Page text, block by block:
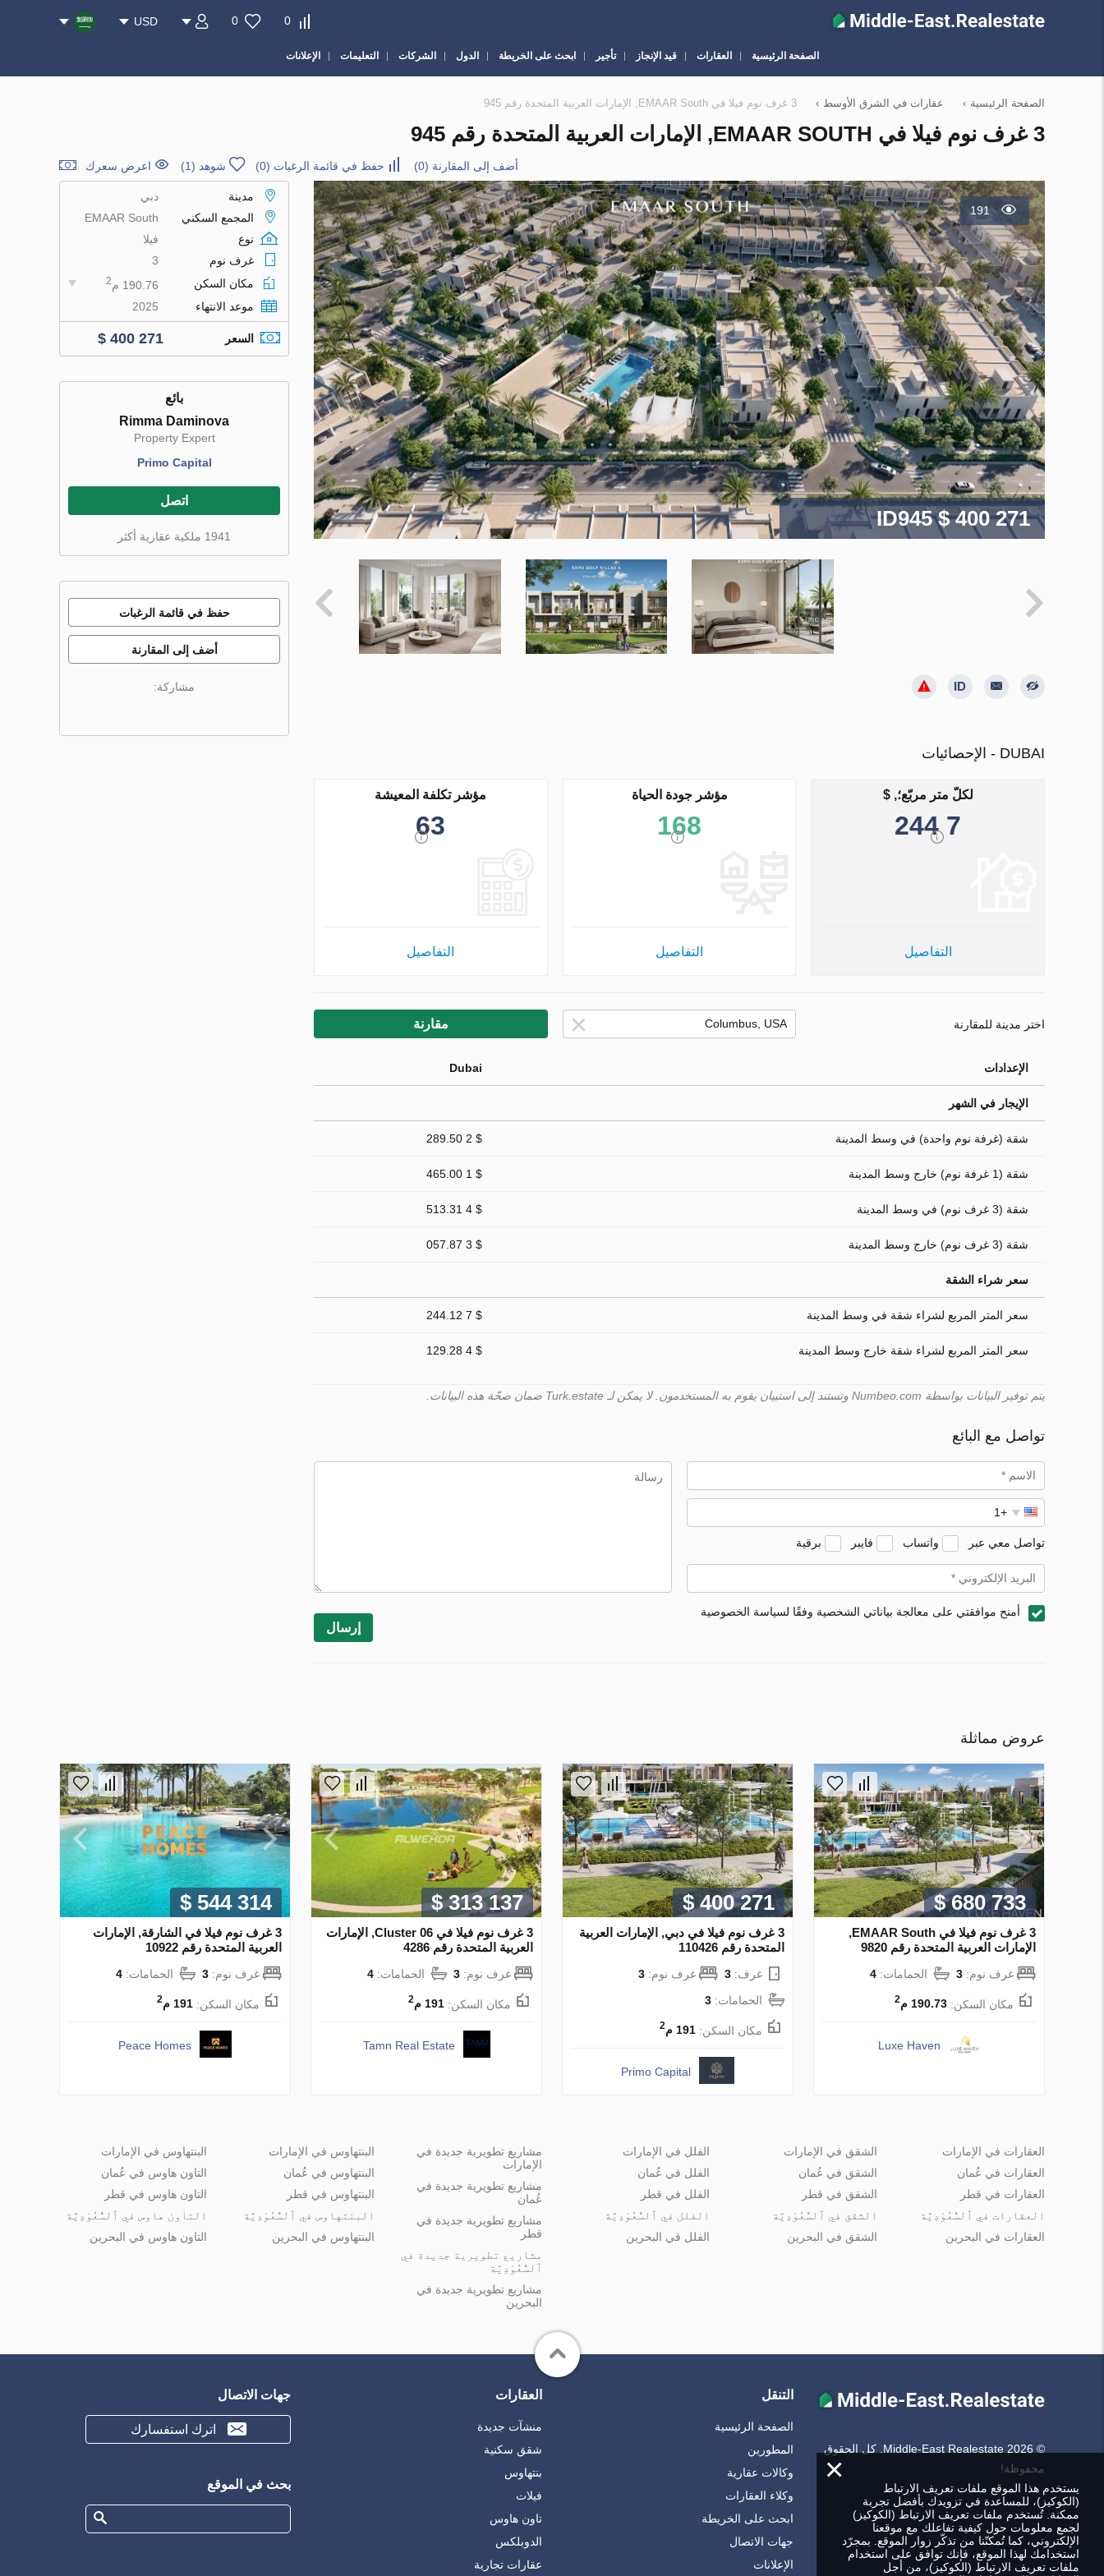
0
0
USD
الصفحة الرئيسية العقارات قيد الإنجاز تأجير ابحث على الخريطة الدول الشركات التعليمات الإعلانات
الصفحة الرئيسية › عقارات في الشرق الأوسط › 3 غرف نوم فيلا في EMAAR South, الإمارات العربية المتحدة رقم 945
3 غرف نوم فيلا في EMAAR SOUTH, الإمارات العربية المتحدة رقم 945
أضف إلى المقارنة (
0
) حفظ في قائمة الرغبات (
0
) شوهد (1) اعرض سعرك
191
ID945$ 400 271
DUBAI - الإحصائيات
لكلّ متر مربّع؛, $
7 244
التفاصيل
مؤشر جودة الحياة
168
التفاصيل
مؤشر تكلفة المعيشة
63
التفاصيل
اختر مدينة للمقارنة مقارنة
الإعدادات Dubai
الإيجار في الشهر
شقة (غرفة نوم واحدة) في وسط المدينة $ 2 289.50
شقة (1 غرفة نوم) خارج وسط المدينة $ 1 465.00
شقة (3 غرف نوم) في وسط المدينة $ 4 513.31
شقة (3 غرف نوم) خارج وسط المدينة $ 3 057.87
سعر شراء الشقة
سعر المتر المربع لشراء شقة في وسط المدينة $ 7 244.12
سعر المتر المربع لشراء شقة خارج وسط المدينة $ 4 129.28
يتم توفير البيانات بواسطة Numbeo.com وتستند إلى استبيان يقوم به المستخدمون. لا يمكن لـ Turk.estate ضمان صحّة هذه البيانات.
تواصل مع البائع
تواصل معي عبر واتساب فايبر برقية
أمنح موافقتي على معالجة بياناتي الشخصية وفقًا لسياسة الخصوصية
إرسال
مدينة
دبي
المجمع السكني
EMAAR South
نوع
فيلا
غرف نوم
3
مكان السكن
190.76 م 2
موعد الانتهاء 2025
السعر $ 400 271
بائع
Rimma Daminova
Property Expert
Primo Capital
اتصل
1941 ملكية عقارية أكثر
حفظ في قائمة الرغبات
أضف إلى المقارنة
مشاركة:
عروض مماثلة
$ 680 733
3 غرف نوم فيلا في EMAAR South,
الإمارات العربية المتحدة رقم 9820
غرف نوم: 3 الحمامات: 4
مكان السكن: 190.73 م 2
Luxe Haven
$ 400 271
3 غرف نوم فيلا في دبي, الإمارات العربية
المتحدة رقم 110426
غرف: 3 غرف نوم: 3
الحمامات: 3
مكان السكن: 191 م 2
Primo Capital
$ 313 137
3 غرف نوم فيلا في Cluster 06, الإمارات
العربية المتحدة رقم 4286
غرف نوم: 3 الحمامات: 4
مكان السكن: 191 م 2
Tamn Real Estate
$ 544 314
3 غرف نوم فيلا في الشارقة, الإمارات
العربية المتحدة رقم 10922
غرف نوم: 3 الحمامات: 4
مكان السكن: 191 م 2
Peace Homes
العقارات في الإمارات
العقارات في عُمان
العقارات في قطر
العقارات في ٱلسُّعُوْدِيَّة
العقارات في البحرين
الشقق في الإمارات
الشقق في عُمان
الشقق في قطر
الشقق في ٱلسُّعُوْدِيَّة
الشقق في البحرين
الفلل في الإمارات
الفلل في عُمان
الفلل في قطر
الفلل في ٱلسُّعُوْدِيَّة
الفلل في البحرين
مشاريع تطويرية جديدة في
الإمارات
مشاريع تطويرية جديدة في
عُمان
مشاريع تطويرية جديدة في
قطر
مشاريع تطويرية جديدة في
ٱلسُّعُوْدِيَّة
مشاريع تطويرية جديدة في
البحرين
البنتهاوس في الإمارات
البنتهاوس في عُمان
البنتهاوس في قطر
البنتهاوس في ٱلسُّعُوْدِيَّة
البنتهاوس في البحرين
البنتهاوس في الإمارات
التاون هاوس في عُمان
التاون هاوس في قطر
التاون هاوس في ٱلسُّعُوْدِيَّة
التاون هاوس في البحرين
© Middle-East Realestate 2026. كل الحقوق
محفوظة!
التنقل
الصفحة الرئيسية
المطورين
وكالات عقارية
وكلاء العقارات
ابحث على الخريطة
جهات الاتصال
الإعلانات
العقارات
منشآت جديدة
شقق سكنية
بنتهاوس
فيلات
تاون هاوس
الدوبلكس
عقارات تجارية
جهات الاتصال
اترك استفسارك
بحث في الموقع ×
يستخدم هذا الموقع ملفات تعريف الارتباط
(الكوكيز)، للمساعدة في تزويدك بأفضل تجربة
ممكنة. تُستخدم ملفات تعريف الارتباط (الكوكيز)
لجمع معلومات حول كيفية تفاعلك مع موقعنا
الإلكتروني، كما تُمكنّنا من تذكّر زوار الموقع. بمجرّد
استخدامك لهذا الموقع، فإنك توافق على استخدام
ملفات تعريف الارتباط (الكوكيز)، من أجل